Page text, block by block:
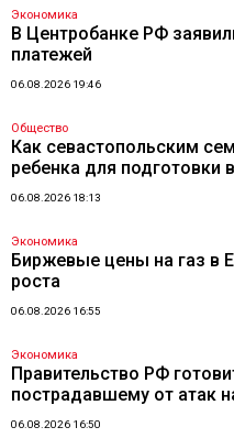
Экономика
В Центробанке РФ
платежей
06.08.2026 19:46
Общество
Как севастопольским
ребенка для подготовки
06.08.2026 18:13
Экономика
Биржевые цены на газ в
роста
06.08.2026 16:55
Экономика
Правительство РФ
пострадавшему от атак
06.08.2026 16:50